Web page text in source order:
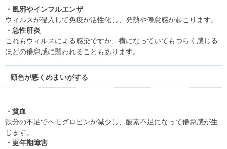
・風邪やインフルエンザ
ウィルスが侵入して免疫が活性化し、発熱や倦怠感が起こります。
・急性肝炎
これもウィルスによる感染ですが、横になっていてもつらく感じる
ほどの倦怠感に襲われることもあります。
顔色が悪くめまいがする
・貧血
鉄分の不足でヘモグロビンが減少し、酸素不足になって倦怠感が生
じます。
・更年期障害